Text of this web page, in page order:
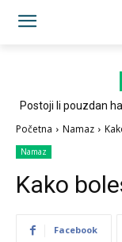
Postoji li pouzdan
Početna Namaz
Namaz
Kako
Facebook